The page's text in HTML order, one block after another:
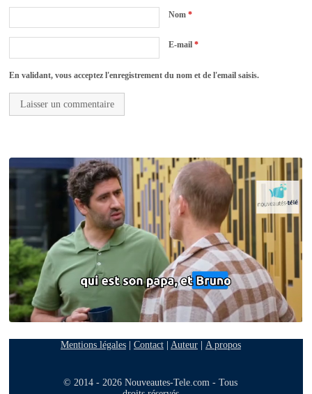
Nom*
E-mail*
En validant, vous acceptez l'enregistrement du nom et de l'email saisis.
Mentions légales| Contact| Auteur| A propos
© 2014 - 2026 Nouveautes-Tele.com - Tous